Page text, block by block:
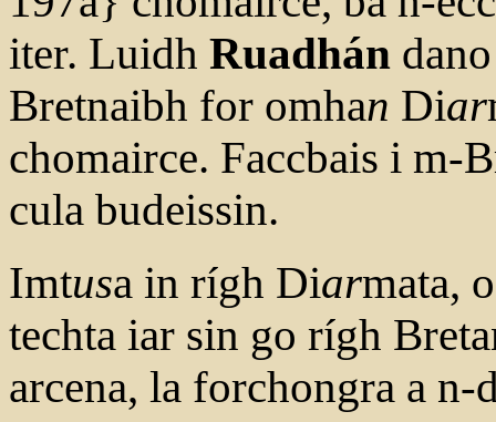
iter. Luidh Ruadhán
Bretnaibh for omhan Diar
chomairce. Faccbais i m-
cula budeissin.
Imtusa in rígh Diarmata,
techta iar sin go rígh
arcena, la forchongra a n-